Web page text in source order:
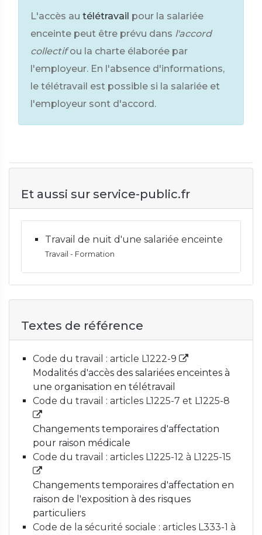
L'accès au télétravail pour la salariée
enceinte peut être prévu dans l'accord
collectif ou la charte élaborée par
l'employeur. En l'absence d'informations,
le télétravail est possible si la salariée et
l'employeur sont d'accord.
Et aussi sur service-public.fr
Travail de nuit d'une salariée enceinte
Travail - Formation
Textes de référence
Code du travail : article L1222-9
Modalités d'accès des salariées enceintes à
une organisation en télétravail
Code du travail : articles L1225-7 et L1225-8
Changements temporaires d'affectation
pour raison médicale
Code du travail : articles L1225-12 à L1225-15
Changements temporaires d'affectation en
raison de l'exposition à des risques
particuliers
Code de la sécurité sociale : articles L333-1 à